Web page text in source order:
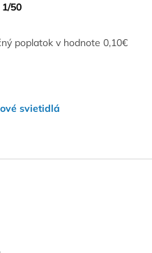
1/50
poplatok v hodnote 0,10€
svietidlá